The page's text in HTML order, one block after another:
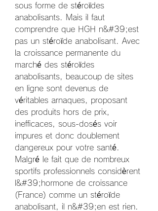
sous forme de stéroïdes
anabolisants. Mais il faut
comprendre que HGH n&#39;est
pas un stéroïde anabolisant. Avec
la croissance permanente du
marché des stéroïdes
anabolisants, beaucoup de sites
en ligne sont devenus de
véritables arnaques, proposant
des produits hors de prix,
inefficaces, sous-dosés voir
impures et donc doublement
dangereux pour votre santé.
Malgré le fait que de nombreux
sportifs professionnels considèrent
l&#39;hormone de croissance
(France) comme un stéroïde
anabolisant, il n&#39;en est rien.